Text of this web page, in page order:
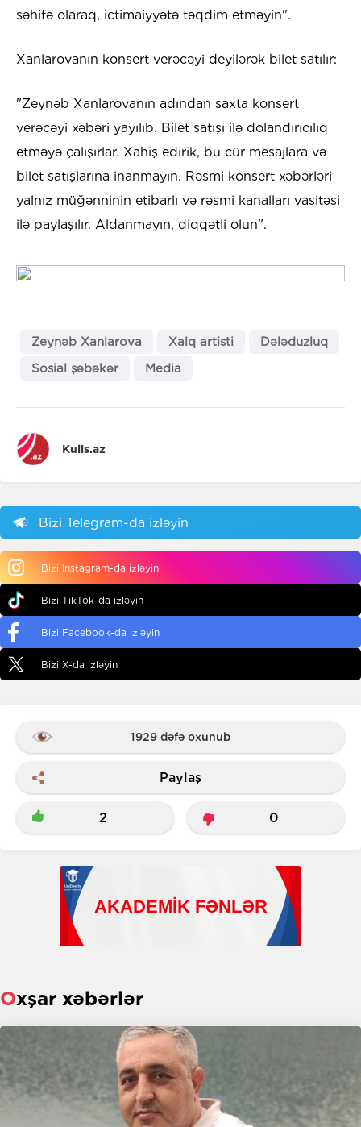
səhifə olaraq, ictimaiyyətə təqdim etməyin".
Xanlarovanın konsert verəcəyi deyilərək bilet satılır:
"Zeynəb Xanlarovanın adından saxta konsert
verəcəyi xəbəri yayılıb. Bilet satışı ilə dolandırıcılıq
etməyə çalışırlar. Xahiş edirik, bu cür mesajlara və
bilet satışlarına inanmayın. Rəsmi konsert xəbərləri
yalnız müğənninin etibarlı və rəsmi kanalları vasitəsi
ilə paylaşılır. Aldanmayın, diqqətli olun".
Zeynəb Xanlarova Xalq artisti
Dələduzluq
Sosial şəbəkər
Media
Kulis.az
Bizi Telegram-da izləyin
Bizi Instagram-da izləyin
Bizi TikTok-da izləyin
Bizi Facebook-da izləyin
Bizi X-da izləyin
1929 dəfə oxunub
Paylaş
2 0
Oxşar xəbərlər